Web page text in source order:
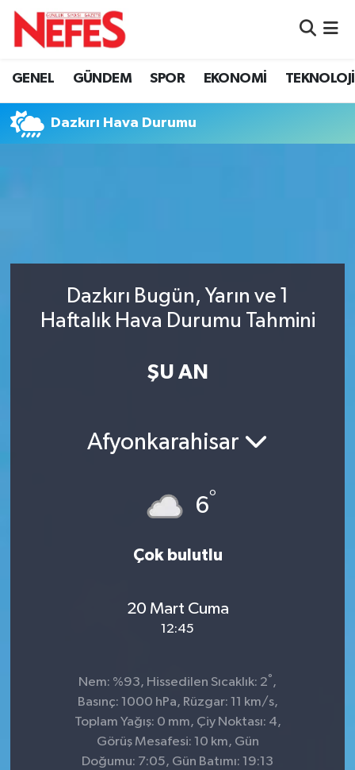
GENEL GÜNDEM SPOR EKONOMİ TEKNOLOJİ
Dazkırı Hava Durumu
Dazkırı Bugün, Yarın ve 1
Haftalık Hava Durumu Tahmini
ŞU AN
Afyonkarahisar
6°
Çok bulutlu
20 Mart Cuma
12:45
Nem: %93, Hissedilen Sıcaklık: 2°,
Basınç: 1000 hPa, Rüzgar: 11 km/s,
Toplam Yağış: 0 mm, Çiy Noktası: 4,
Görüş Mesafesi: 10 km, Gün
Doğumu: 7:05, Gün Batımı: 19:13
Hava Durumu
Namaz Vakitleri
Tüm Manşetler
Son Dakika Haberleri